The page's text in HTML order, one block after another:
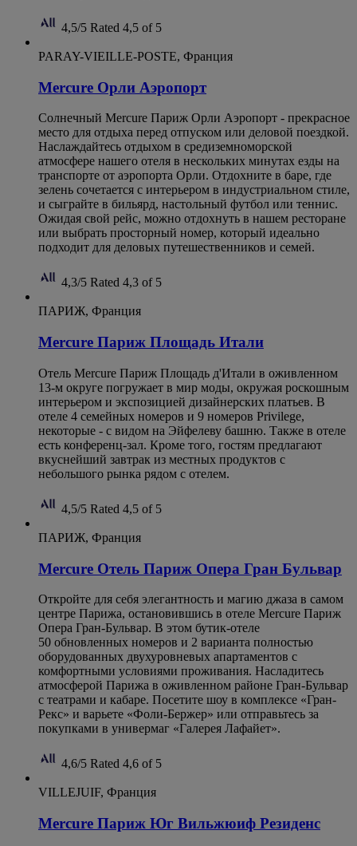
4,5/5 Rated 4,5 of 5
PARAY-VIEILLE-POSTE, Франция
Mercure Орли Аэропорт
Солнечный Mercure Париж Орли Аэропорт - прекрасное
место для отдыха перед отпуском или деловой поездкой.
Наслаждайтесь отдыхом в средиземноморской
атмосфере нашего отеля в нескольких минутах езды на
транспорте от аэропорта Орли. Отдохните в баре, где
зелень сочетается с интерьером в индустриальном стиле,
и сыграйте в бильярд, настольный футбол или теннис.
Ожидая свой рейс, можно отдохнуть в нашем ресторане
или выбрать просторный номер, который идеально
подходит для деловых путешественников и семей.
4,3/5 Rated 4,3 of 5
ПАРИЖ, Франция
Mercure Париж Площадь Итали
Отель Mercure Париж Площадь д'Итали в оживленном
13-м округе погружает в мир моды, окружая роскошным
интерьером и экспозицией дизайнерских платьев. В
отеле 4 семейных номеров и 9 номеров Privilege,
некоторые - с видом на Эйфелеву башню. Также в отеле
есть конференц-зал. Кроме того, гостям предлагают
вкуснейший завтрак из местных продуктов с
небольшого рынка рядом с отелем.
4,5/5 Rated 4,5 of 5
ПАРИЖ, Франция
Mercure Oтель Париж Опера Гран Бульвар
Откройте для себя элегантность и магию джаза в самом
центре Парижа, остановившись в отеле Mercure Париж
Опера Гран-Бульвар. В этом бутик-отеле
50 обновленных номеров и 2 варианта полностью
оборудованных двухуровневых апартаментов с
комфортными условиями проживания. Насладитесь
атмосферой Парижа в оживленном районе Гран-Бульвар
с театрами и кабаре. Посетите шоу в комплексе «Гран-
Рекс» и варьете «Фоли-Бержер» или отправьтесь за
покупками в универмаг «Галерея Лафайет».
4,6/5 Rated 4,6 of 5
VILLEJUIF, Франция
Mercure Париж Юг Вильжюиф Резиденс